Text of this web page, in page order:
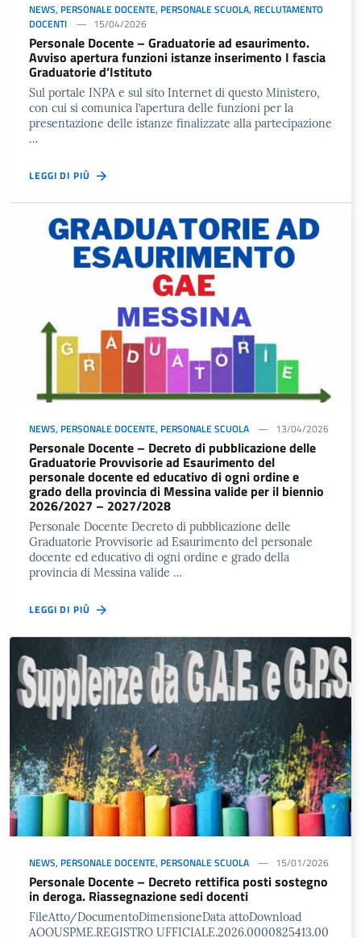
NEWS, PERSONALE DOCENTE, PERSONALE SCUOLA, RECLUTAMENTO
DOCENTI
15/04/2026
Personale Docente – Graduatorie ad esaurimento.
Avviso apertura funzioni istanze inserimento I fascia
Graduatorie d’Istituto
Sul portale INPA e sul sito Internet di questo Ministero,
con cui si comunica l’apertura delle funzioni per la
presentazione delle istanze finalizzate alla partecipazione
…
LEGGI DI PIÙ
NEWS, PERSONALE DOCENTE, PERSONALE SCUOLA 13/04/2026
Personale Docente – Decreto di pubblicazione delle
Graduatorie Provvisorie ad Esaurimento del
personale docente ed educativo di ogni ordine e
grado della provincia di Messina valide per il biennio
2026/2027 – 2027/2028
Personale Docente Decreto di pubblicazione delle
Graduatorie Provvisorie ad Esaurimento del personale
docente ed educativo di ogni ordine e grado della
provincia di Messina valide …
LEGGI DI PIÙ
NEWS, PERSONALE DOCENTE, PERSONALE SCUOLA 15/01/2026
Personale Docente – Decreto rettifica posti sostegno
in deroga. Riassegnazione sedi docenti
FileAtto/DocumentoDimensioneData attoDownload
AOOUSPME.REGISTRO UFFICIALE.2026.0000825413.00